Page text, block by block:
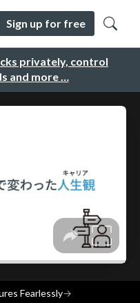
privately, control
and more …
Sign up for free
Fearlessly→